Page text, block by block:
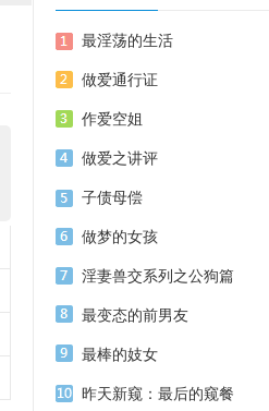
最淫荡的生活
做爱通行证
作爱空姐
做爱之讲评
子债母偿
做梦的女孩
淫妻兽交系列之公狗篇
最变态的前男友
最棒的妓女
昨天新窥：最后的窥餐